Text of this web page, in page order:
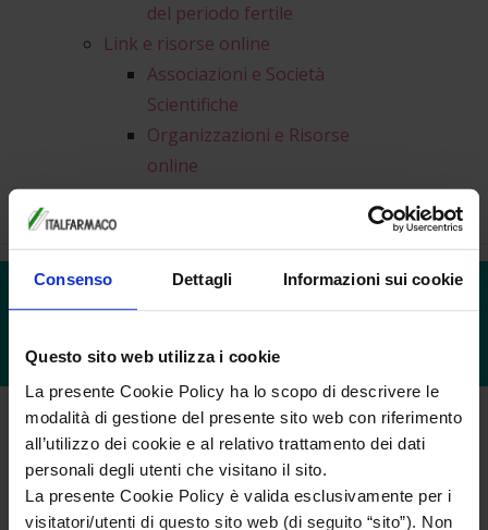
Consenso Dettagli Informazioni sui cookie
Questo sito web utilizza i cookie
La presente Cookie Policy ha lo scopo di descrivere le
modalità di gestione del presente sito web con riferimento
all’utilizzo dei cookie e al relativo trattamento dei dati
personali degli utenti che visitano il sito.
La presente Cookie Policy è valida esclusivamente per i
visitatori/utenti di questo sito web (di seguito “sito”). Non
del periodo fertile
Link e risorse online
Associazioni e Società
Scientifiche
Organizzazioni e Risorse
online
News
CALCOLO DELL'OVULAZIONE E DEL
Vuoi scoprire quali sono i giorni più probabili per
concepire un bambino?
Questo